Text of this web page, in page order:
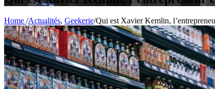
Home /Actualités, Geekerie/Qui est Xavier Kemlin,